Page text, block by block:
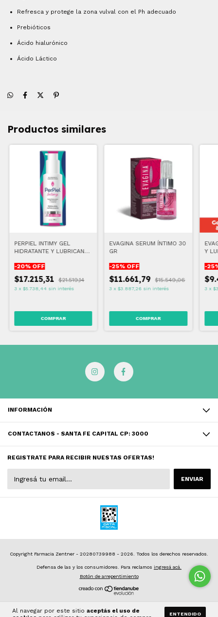
Al navegar por este sitio aceptás el uso de
ENTENDIDO
Refresca y protege la zona vulval con el Ph adecuado
Prebióticos
Ácido hialurónico
Ácido Láctico
Productos similares
PERPIEL INTIMY GEL
HIDRATANTE Y LUBRICANTE
-20% OFF
$17.215,31 $21.519,14
3 x $5.738,44 sin interés
EVAGINA SERUM ÍNTIMO 30
GR
-25% OFF
$11.661,79 $15.549,06
3 x $3.887,26 sin interés
Y
-25
3 x
INFORMACIÓN
CONTACTANOS - SANTA FE CAPITAL CP: 3000
REGISTRATE PARA RECIBIR NUESTAS OFERTAS!
Copyright Farmacia Zentner - 20280739988 - 2026. Todos los derechos reservados.
Defensa de las y los consumidores. Para reclamos ingresá acá.
Botón de arrepentimiento